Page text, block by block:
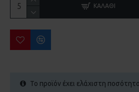
ΚΑΛΆΘΙ
Το προϊόν έχει ελάχιστη